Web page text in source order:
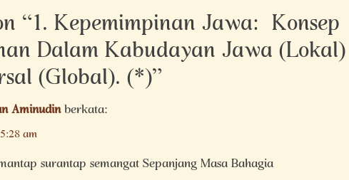
“1. Kepemimpinan Jawa: Konsep
Dalam Kabudayan Jawa (Lokal)
(Global). (*)”
Aminudinberkata:
am
surantap semangat Sepanjang Masa Bahagia